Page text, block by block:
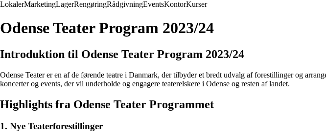
LokalerMarketingLagerRengøringRådgivningEventsKontorKurser
Odense Teater Program 2023/24
Introduktion til Odense Teater Program 2023/24
Odense Teater er en af de førende teatre i Danmark, der tilbyder et bredt udvalg af forestillinger og
koncerter og events, der vil underholde og engagere teaterelskere i Odense og resten af landet.
Highlights fra Odense Teater Programmet
1. Nye Teaterforestillinger